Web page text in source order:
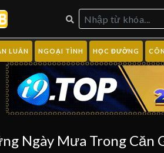
LUÂN NGOẠI TÌNH HỌC ĐƯỜNG
Ngày Mưa Trong Căn